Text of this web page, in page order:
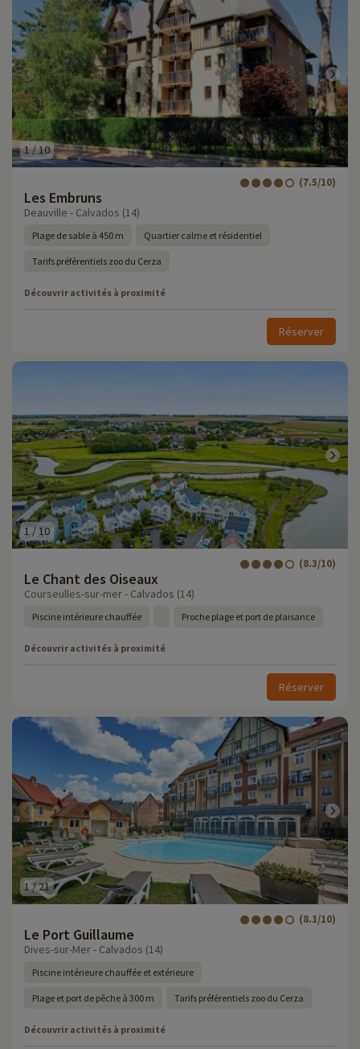
1/10
Les Embruns
(7.5/10)
Deauville - Calvados (14)
Plage de sable à 450 m Quartier calme et résidentiel
Tarifs préférentiels zoo du Cerza
Découvrir activités à proximité
Réserver
1 / 10
Le Chant des Oiseaux
(8.3/10)
Courseulles-sur-mer - Calvados (14)
Piscine intérieure chauffée Proche plage et port de plaisance
Découvrir activités à proximité
Réserver
1/21
Le Port Guillaume
(8.1/10)
Dives-sur-Mer - Calvados (14)
Piscine intérieure chauffée et extérieure
Plage et port de pêche à 300 m Tarifs préférentiels zoo du Cerza
Découvrir activités à proximité